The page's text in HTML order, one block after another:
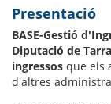
Presentació
BASE-Gestió
Diputació de
ingressos que els
d'altres